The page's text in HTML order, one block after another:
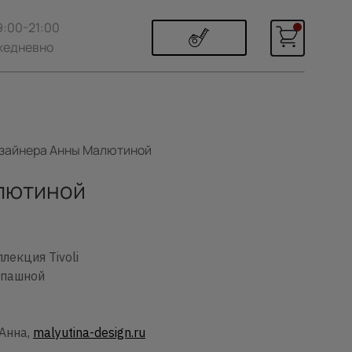
21:00
Анны Малютиной
Tivoli
malyutina-design.ru